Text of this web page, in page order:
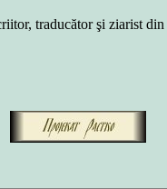
traducător şi ziarist